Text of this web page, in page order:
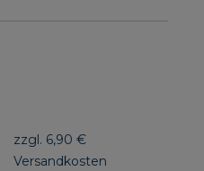
zzgl. 6,90 €
Versandkosten